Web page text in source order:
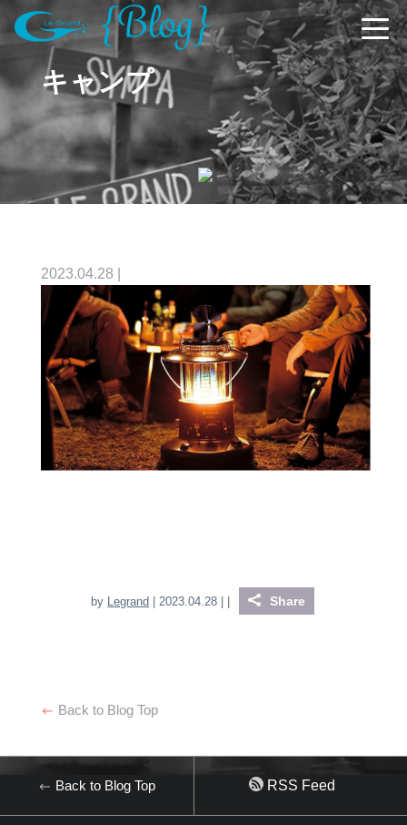
キャンプ
2023.04.28
by Legrand | 2023.04.28 | Share
Back to Blog Top
Back to Blog Top RSS Feed